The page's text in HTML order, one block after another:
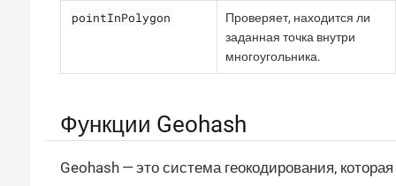
pointInPolygon
Проверяет, находится ли
заданная точка внутри
многоугольника.
Функции Geohash
Geohash — это система геокодирования, которая